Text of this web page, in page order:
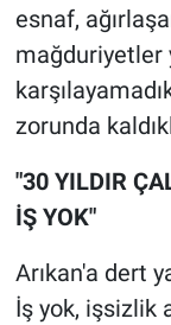
esnaf,
mağduriyetler
zorunda
"30 YILDIR
İŞ YOK"
Arıkan'a dert
İş yok, işsizlik